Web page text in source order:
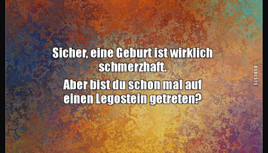
Hoffentlich ist nie Schluss mit lustig.